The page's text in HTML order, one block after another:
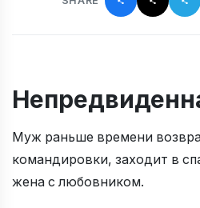
Муж раньше времени
командировки, заходит в
жена с любовником.